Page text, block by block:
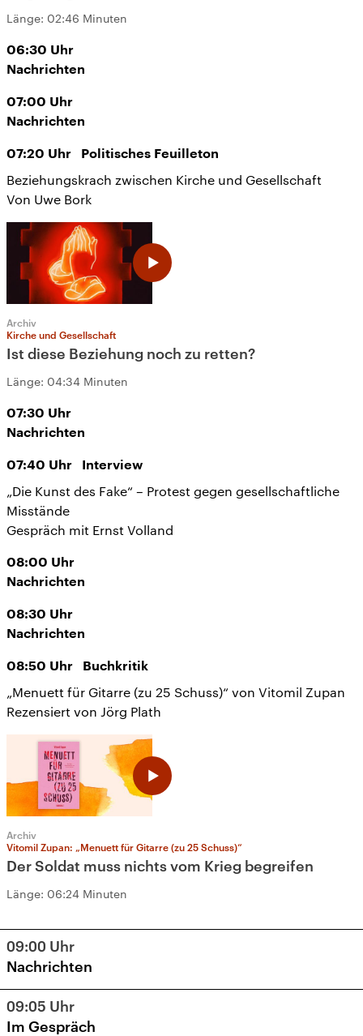
Länge: 02:46 Minuten
06:30 Uhr
Nachrichten
07:00 Uhr
Nachrichten
07:20 Uhr Politisches Feuilleton
Beziehungskrach zwischen Kirche und Gesellschaft
Von Uwe Bork
Archiv
Kirche und Gesellschaft
Ist diese Beziehung noch zu retten?
Länge: 04:34 Minuten
07:30 Uhr
Nachrichten
07:40 Uhr Interview
„Die Kunst des Fake“ – Protest gegen gesellschaftliche
Misstände
Gespräch mit Ernst Volland
08:00 Uhr
Nachrichten
08:30 Uhr
Nachrichten
08:50 Uhr Buchkritik
„Menuett für Gitarre (zu 25 Schuss)“ von Vitomil Zupan
Rezensiert von Jörg Plath
Archiv
Vitomil Zupan: „Menuett für Gitarre (zu 25 Schuss)“
Der Soldat muss nichts vom Krieg begreifen
Länge: 06:24 Minuten
09:00 Uhr
Nachrichten
09:05 Uhr
Im Gespräch